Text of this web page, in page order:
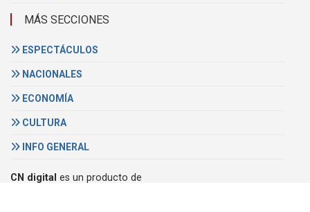
MÁS SECCIONES
ESPECTÁCULOS
NACIONALES
ECONOMÍA
CULTURA
INFO GENERAL
CN digital es un producto de